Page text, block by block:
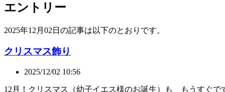
エントリー
2025年12月02日の記事は以下のとおりです。
クリスマス飾り
2025/12/02 10:56
12月！クリスマス（幼子イエス様のお誕生）も もうすぐで